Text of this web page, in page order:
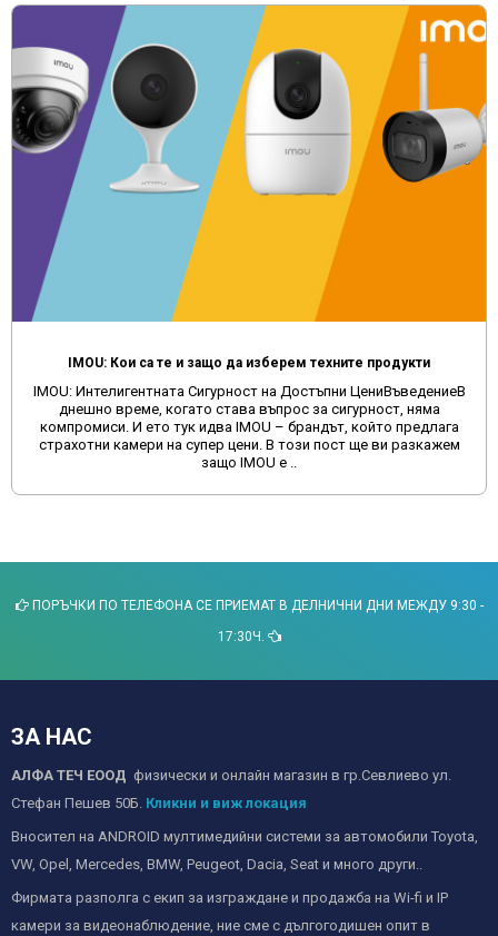
IMOU: Кои са те и защо да изберем техните продукти
IMOU: Интелигентната Сигурност на Достъпни ЦениВъведениеВ
днешно време, когато става въпрос за сигурност, няма
компромиси. И ето тук идва IMOU – брандът, който предлага
страхотни камери на супер цени. В този пост ще ви разкажем
защо IMOU е ..
ПОРЪЧКИ ПО ТЕЛЕФОНА СЕ ПРИЕМАТ В ДЕЛНИЧНИ ДНИ МЕЖДУ 9:30 -
17:30Ч.
ЗА НАС
АЛФА ТЕЧ ЕООД физически и онлайн магазин в гр.Севлиево ул.
Стефан Пешев 50Б. Кликни и виж локация
Вносител на ANDROID мултимедийни системи за автомобили Toyota,
VW, Opel, Mercedes, BMW, Peugeot, Dacia, Seat и много други..
Фирмата разполга с екип за изграждане и продажба на Wi-fi и IP
камери за видеонаблюдение, ние сме с дългогодишен опит в